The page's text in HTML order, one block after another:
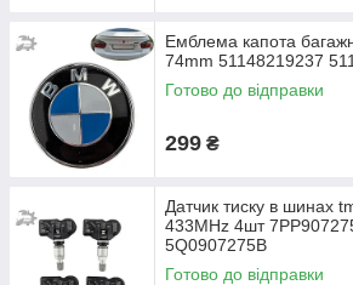
Емблема капота
74mm 51148219237
Готово до відправки
299 ₴
Датчик тиску в шинах
433MHz 4шт
5Q0907275B
Готово до відправки